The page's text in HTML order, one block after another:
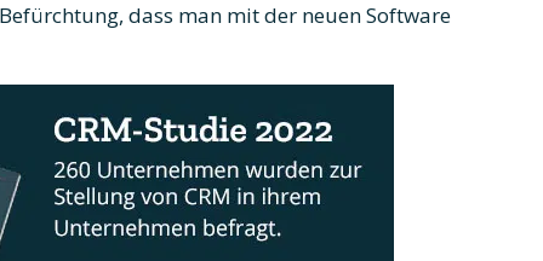
dass man mit der neuen Software